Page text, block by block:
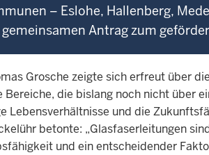
– Eslohe, Hallenberg,
Antrag zum
Grosche zeigte sich erfreut über
Bereiche, die bislang noch nicht über
Lebensverhältnisse und die
betonte: „Glasfaserleitungen
und ein entscheidender